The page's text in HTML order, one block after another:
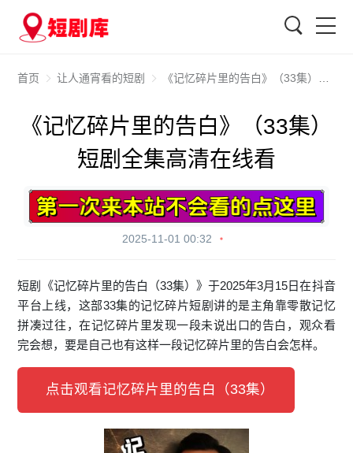
首页 让人通宵看的短剧 《记忆碎片里的告白》（33集）短剧全集高清在线看
《记忆碎片里的告白》（33集）
短剧全集高清在线看
2025-11-01 00:32
短剧《记忆碎片里的告白（33集）》于2025年3月15日在抖音
平台上线，这部33集的记忆碎片短剧讲的是主角靠零散记忆
拼凑过往，在记忆碎片里发现一段未说出口的告白，观众看
完会想，要是自己也有这样一段记忆碎片里的告白会怎样。
点击观看记忆碎片里的告白（33集）